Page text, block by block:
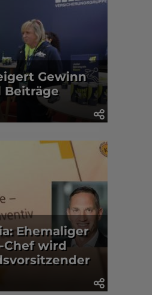
Gewinn
Beiträge
Ehemaliger
Chef wird